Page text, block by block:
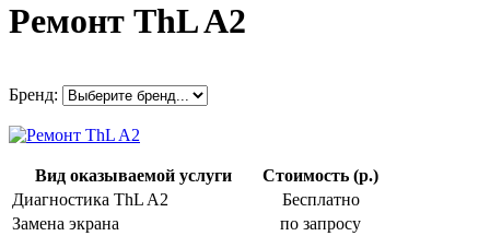
Ремонт ThL A2
Бренд:
Вид оказываемой услуги
Стоимость (р.)
Диагностика ThL A2
Бесплатно
Замена экрана
по запросу